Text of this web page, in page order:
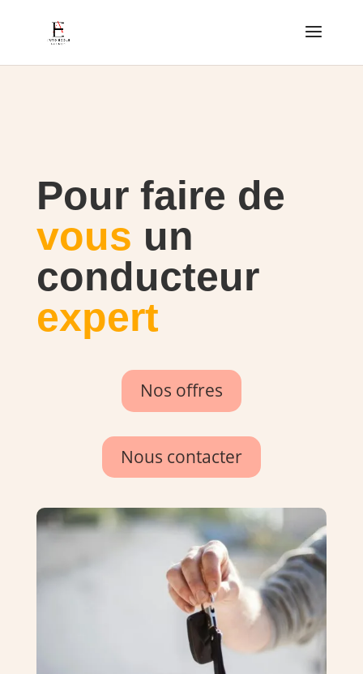
Pour faire de
vous un
conducteur
expert
Nos offres
Nous contacter